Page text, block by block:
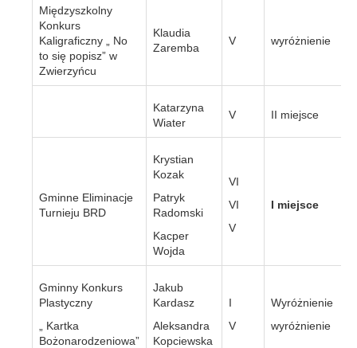
Międzyszkolny
Konkurs
Kaligraficzny „ No
to się popisz” w
Zwierzyńcu
Klaudia
Zaremba
V wyróżnienie
Katarzyna
Wiater
V II miejsce
Gminne Eliminacje
Turnieju BRD
Krystian
Kozak
Patryk
Radomski
Kacper
Wojda
VI
VI
V
I miejsce
Gminny Konkurs
Plastyczny
„ Kartka
Bożonarodzeniowa”
Jakub
Kardasz
Aleksandra
Kopciewska
I
V
Wyróżnienie
wyróżnienie